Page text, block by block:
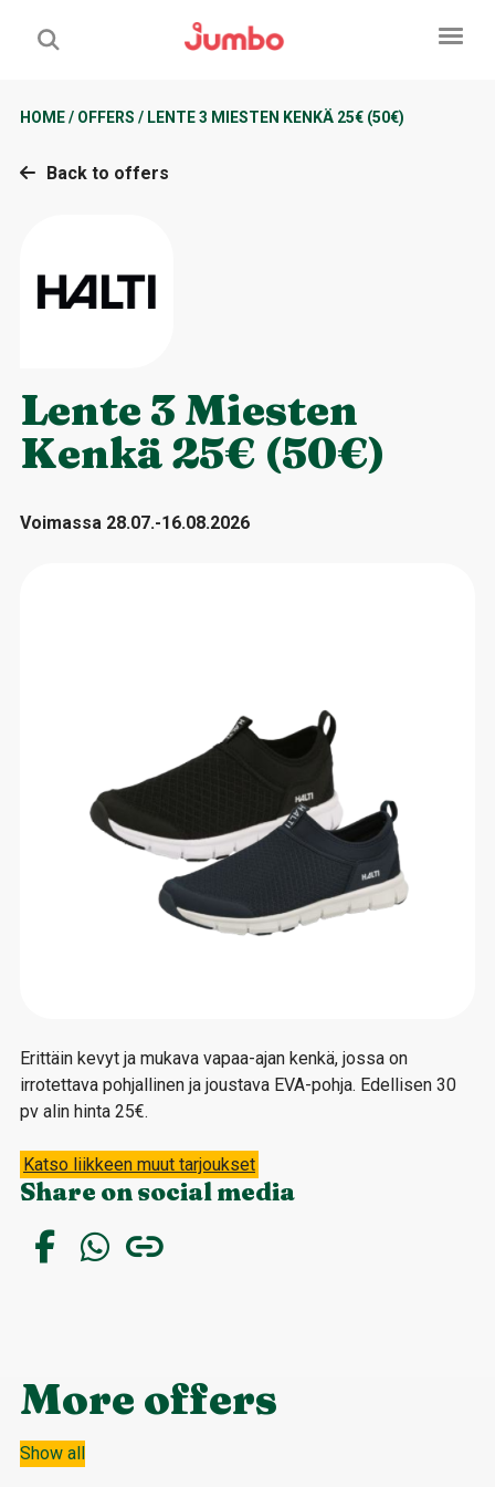
HOME/ OFFERS / LENTE 3 MIESTEN KENKÄ 25€ (50€)
Back to offers
Lente 3 Miesten
Kenkä 25€ (50€)
Voimassa 28.07.-16.08.2026
Erittäin kevyt ja mukava vapaa-ajan kenkä, jossa on
irrotettava pohjallinen ja joustava EVA-pohja. Edellisen 30
pv alin hinta 25€.
Katso liikkeen muut tarjoukset
Share on social media
More offers
Show all